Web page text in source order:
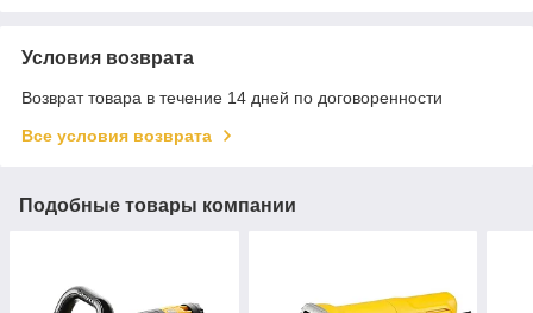
Условия возврата
Возврат товара в течение 14 дней по договоренности
Все условия возврата
Подобные товары компании